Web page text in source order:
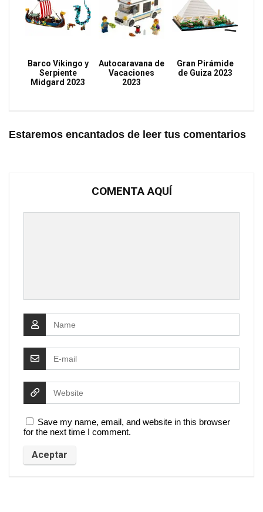
Barco Vikingo y
Serpiente
Midgard 2023
Autocaravana de
Vacaciones
2023
Gran Pirámide
de Guiza 2023
Estaremos encantados de leer tus comentarios
COMENTA AQUÍ
Save my name, email, and website in this browser
for the next time I comment.